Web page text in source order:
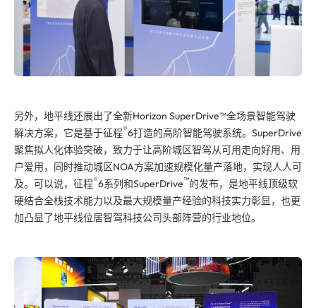
另外，地平线还展出了全新Horizon SuperDrive™全场景智能驾驶
解决方案，它是基于征程®6打造的高阶智能驾驶系统。SuperDrive
聚焦拟人化体验突破，致力于让高阶城区智驾从可用走向好用、用
户爱用，同时推动城区NOA方案加速规模化量产落地，实现人人可
及。可以说，征程®6系列和SuperDrive™的发布，是地平线顶级软
硬结合全栈技术能力以及最大规模量产经验的科技实力彰显，也更
加凸显了地平线位居智驾科技公司头部阵营的行业地位。